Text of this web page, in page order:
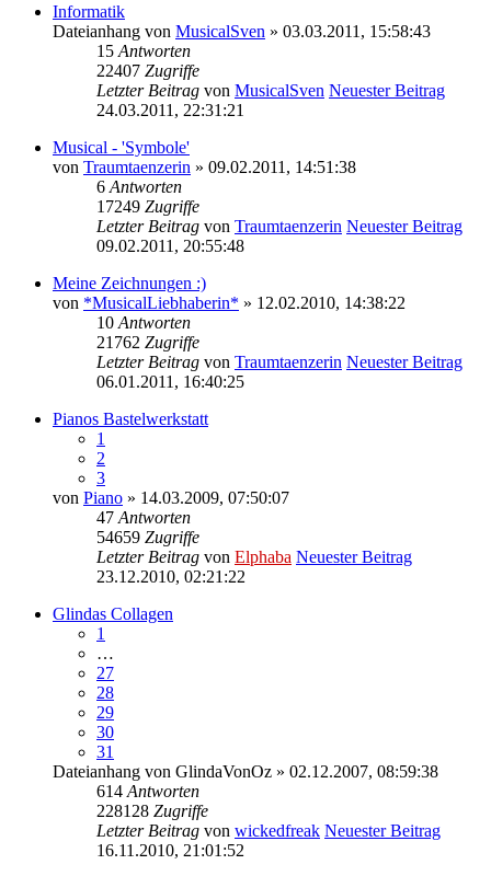
Informatik
Dateianhang von MusicalSven » 03.03.2011, 15:58:43
15 Antworten
22407 Zugriffe
Letzter Beitrag von MusicalSven Neuester Beitrag
24.03.2011, 22:31:21
Musical - 'Symbole'
von Traumtaenzerin » 09.02.2011, 14:51:38
6 Antworten
17249 Zugriffe
Letzter Beitrag von Traumtaenzerin Neuester Beitrag
09.02.2011, 20:55:48
Meine Zeichnungen :)
von *MusicalLiebhaberin* » 12.02.2010, 14:38:22
10 Antworten
21762 Zugriffe
Letzter Beitrag von Traumtaenzerin Neuester Beitrag
06.01.2011, 16:40:25
Pianos Bastelwerkstatt
1
2
3
von Piano » 14.03.2009, 07:50:07
47 Antworten
54659 Zugriffe
Letzter Beitrag von Elphaba Neuester Beitrag
23.12.2010, 02:21:22
Glindas Collagen
1
…
27
28
29
30
31
Dateianhang von GlindaVonOz » 02.12.2007, 08:59:38
614 Antworten
228128 Zugriffe
Letzter Beitrag von wickedfreak Neuester Beitrag
16.11.2010, 21:01:52